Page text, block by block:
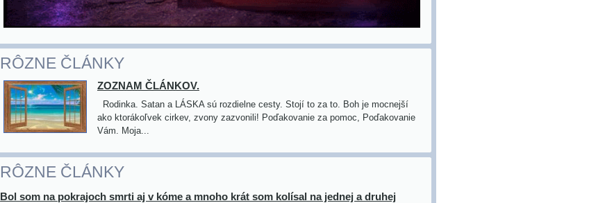
RÔZNE ČLÁNKY
ZOZNAM ČLÁNKOV.
Rodinka. Satan a LÁSKA sú rozdielne cesty. Stojí to za to. Boh je mocnejší
ako ktorákoľvek cirkev, zvony zazvonili! Poďakovanie za pomoc, Poďakovanie
Vám. Moja...
RÔZNE ČLÁNKY
Bol som na pokrajoch smrti aj v kóme a mnoho krát som kolísal na jednej a druhej